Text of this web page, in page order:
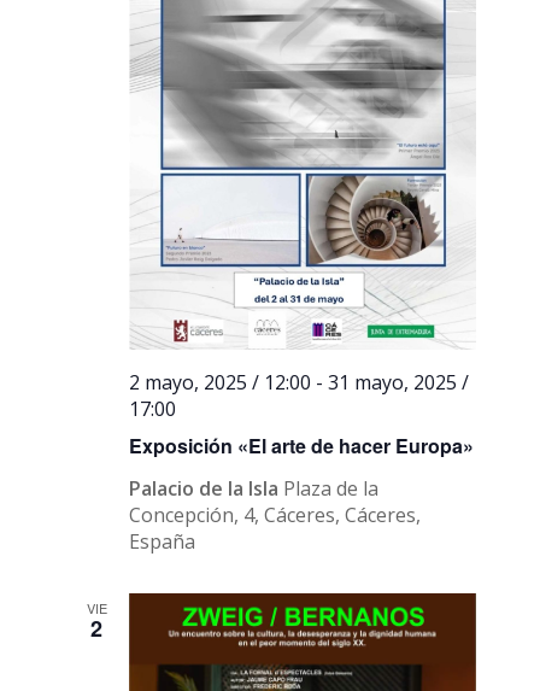
Exposición «El arte de hacer Europa»
2 mayo, 2025 / 12:00 -31 mayo, 2025 /
17:00
Palacio de la Isla Plaza de la
Concepción, 4, Cáceres, Cáceres,
España
VIE
2